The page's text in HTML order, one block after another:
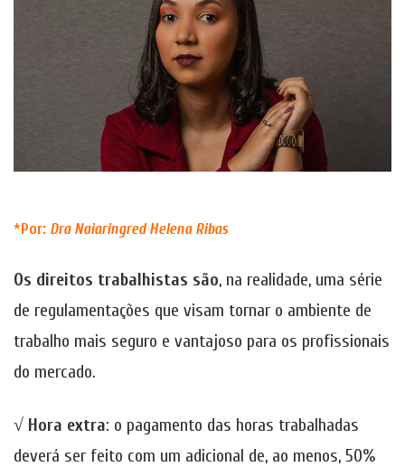
*Por: Dra Naiaringred Helena Ribas
Os direitos trabalhistas são, na realidade, uma série
de regulamentações que visam tornar o ambiente de
trabalho mais seguro e vantajoso para os profissionais
do mercado.
√ Hora extra: o pagamento das horas trabalhadas
deverá ser feito com um adicional de, ao menos, 50%